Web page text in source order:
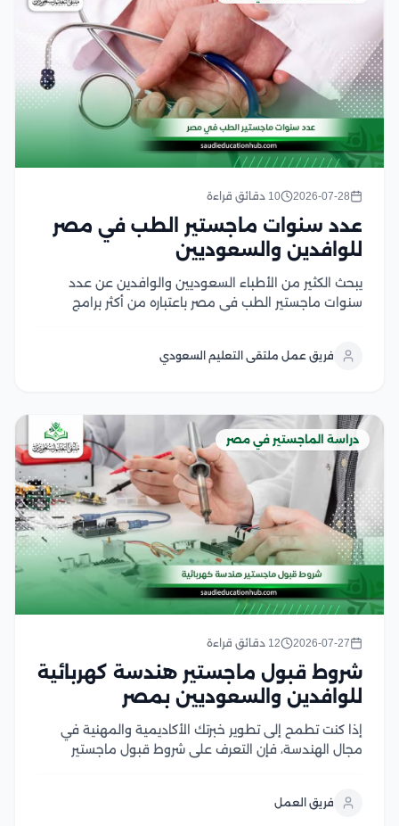
2026-07-28 10 دقائق قراءة
عدد سنوات ماجستير الطب في مصر
للوافدين والسعوديين
يبحث الكثير من الأطباء السعوديين والوافدين عن عدد
سنوات ماجستير الطب في مصر باعتباره من أكثر برامج
كما يهتم الأطباء بمعرفة مدة دراسة الماجستير في...
فريق عمل ملتقى التعليم السعودي
دراسة الماجستير في مصر
2026-07-27 12 دقائق قراءة
شروط قبول ماجستير هندسة كهربائية
للوافدين والسعوديين بمصر
إذا كنت تطمح إلى تطوير خبرتك الأكاديمية والمهنية في
مجال الهندسة، فإن التعرف على شروط قبول ماجستير
متقدمة تجمع بين الجانب الأكاديمي والتطبيقي، مع...
فريق العمل